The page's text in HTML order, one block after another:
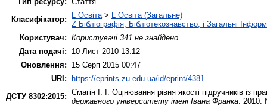
Класифікатор:
L Освіта > L Освіта (Загальне)
Z Бібліографія, Бібліотекознавство, і Загальні
Користувач: Користувачі 341 не знайдено.
Дата подачі:
10 Лист 2010 13:12
Оновлення:
15 Серп 2015 00:47
URI: https://eprints.zu.edu.ua/id/eprint/4381
ДСТУ 8302:2015: Смагін І. І. Оцінювання рівня якості підручників із
державного університету імені Івана Франка .